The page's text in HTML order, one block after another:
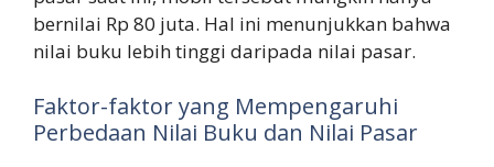
bernilai Rp 80 juta. Hal ini menunjukkan bahwa
nilai buku lebih tinggi daripada nilai pasar.
Faktor-faktor yang Mempengaruhi
Perbedaan Nilai Buku dan Nilai Pasar